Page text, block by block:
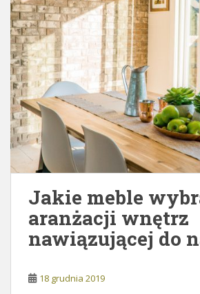
Jakie meble
aranżacji wnętrz
nawiązującej do
18 grudnia 2019